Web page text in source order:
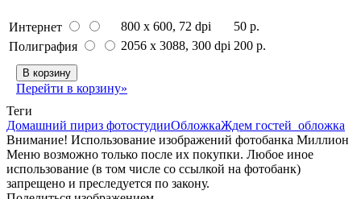
Интернет 800 x 600, 72 dpi
50 р.
Полиграфия
2056 x 3088, 300 dpi 200 р.
В корзину
Перейти в корзину»
Теги
Домашний пириз фотостудииОбложкаЖдем гостей_обложка
Внимание! Использование изображений фотобанка Миллион
Меню возможно только после их покупки. Любое иное
использование (в том числе со ссылкой на фотобанк)
запрещено и преследуется по закону.